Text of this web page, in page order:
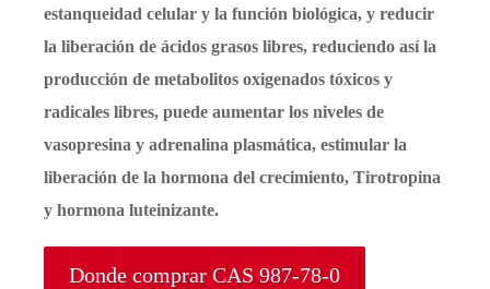
estanqueidad celular y la función biológica, y reducir
la liberación de ácidos grasos libres, reduciendo así la
producción de metabolitos oxigenados tóxicos y
radicales libres, puede aumentar los niveles de
vasopresina y adrenalina plasmática, estimular la
liberación de la hormona del crecimiento, Tirotropina
y hormona luteinizante.
Donde comprar CAS 987-78-0